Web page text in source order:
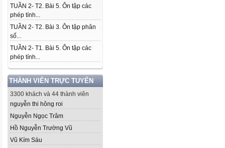
TUẦN 2- T2. Bài 5. Ôn tập các
phép tính...
TUẦN 2- T2. Bài 3. Ôn tập phân
số...
TUẦN 2- T1. Bài 5. Ôn tập các
phép tính...
THÀNH VIÊN TRỰC TUYẾN
3300 khách và 44 thành viên
nguyễn thi hông roi
Nguyễn Ngọc Trâm
Hồ Nguyễn Trường Vũ
Vũ Kím Sáu